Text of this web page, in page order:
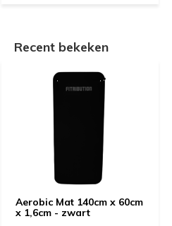
Recent bekeken
Aerobic Mat 140cm x 60cm
x 1,6cm - zwart